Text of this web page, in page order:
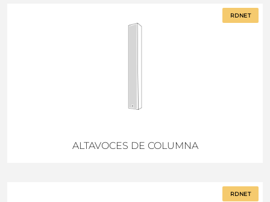
RDNET
ALTAVOCES DE COLUMNA
RDNET